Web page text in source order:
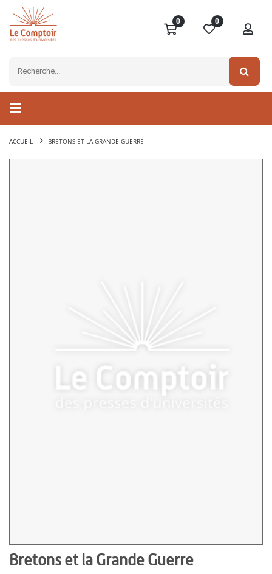
0 0
ACCUEIL BRETONS ET LA GRANDE GUERRE
Bretons et la Grande Guerre